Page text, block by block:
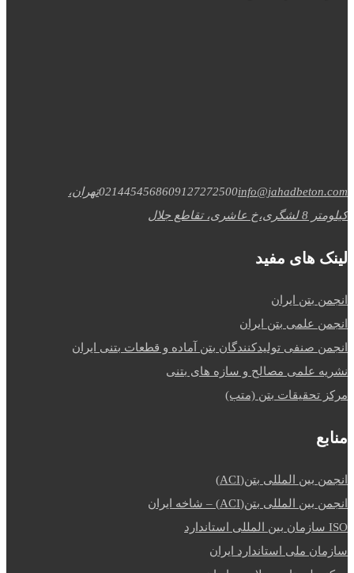
0214454568609127272500info@jahadbeton.com
تهران،
کیلومتر 8 لشگری،خ عاشری، تقاطع جلال
لینک های مفید
انجمن بتن ایران
انجمن علمی بتن ایران
انجمن صنفی تولیدکنندگان بتن آماده و قطعات بتنی ایران
نشریه علمی مصالح و سازه های بتنی
مرکز تحقیقات بتن (متب)
منابع
انجمن بین المللی بتن(ACI)
انجمن بین المللی بتن(ACI) – شاخه ایران
ISO سازمان بین المللی استاندارد
سازمان ملی استاندارد ایران